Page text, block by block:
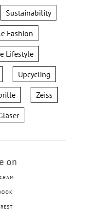
Sustainability
Fashion
Lifestyle
Upcycling
Zeiss
on